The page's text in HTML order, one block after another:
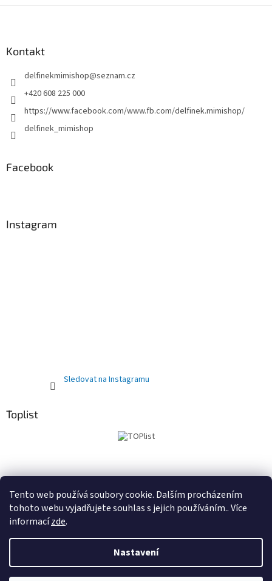
Tento web používá soubory cookie. Dalším procházením
tohoto webu vyjadřujete souhlas s jejich používáním.. Více
informacízde.
Nastavení
Kontakt
delfinekmimishop@seznam.cz
+420 608 225 000
https://www.facebook.com/www.fb.com/delfinek.mimishop/
delfinek_mimishop
Facebook
Instagram
Sledovat na Instagramu
Toplist